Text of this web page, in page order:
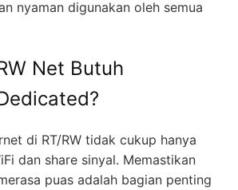
nyaman digunakan oleh semua
Net Butuh
di RT/RW tidak cukup hanya
dan share sinyal. Memastikan
puas adalah bagian penting